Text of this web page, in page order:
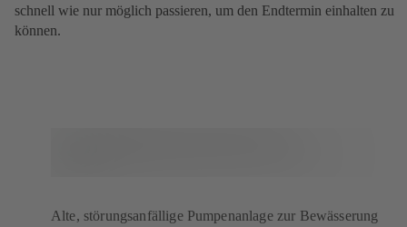
schnell wie nur möglich passieren, um den Endtermin einhalten zu
können.
Alte, störungsanfällige Pumpenanlage zur Bewässerung